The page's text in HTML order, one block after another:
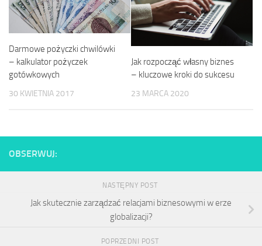
Darmowe pożyczki chwilówki
– kalkulator pożyczek
gotówkowych
30 KWIETNIA 2017
Jak rozpocząć własny biznes
– kluczowe kroki do sukcesu
23 MARCA 2020
OBSERWUJ:
NASTĘPNY POST
Jak skutecznie zarządzać relacjami biznesowymi w erze
globalizacji?
POPRZEDNI POST